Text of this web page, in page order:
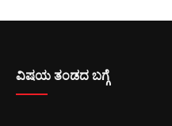
ವಿಷಯ ತಂಡದ ಬಗ್ಗೆ